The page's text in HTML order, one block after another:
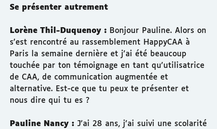
Se présenter autrement
Lorène Thil-Duquenoy : Bonjour Pauline. Alors on
s'est rencontré au rassemblement HappyCAA à
Paris la semaine dernière et j'ai été beaucoup
touchée par ton témoignage en tant qu'utilisatrice
de CAA, de communication augmentée et
alternative. Est-ce que tu peux te présenter et
nous dire qui tu es ?
Pauline Nancy : J'ai 28 ans, j'ai suivi une scolarité